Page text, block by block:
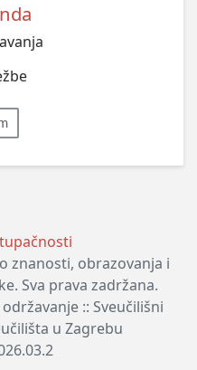
znanosti, obrazovanja i
Sva prava zadržana.
:: Sveučilišni
u Zagrebu